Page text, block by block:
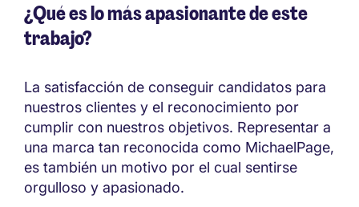
¿Qué es lo más apasionante de este
trabajo?
La satisfacción de conseguir candidatos para
nuestros clientes y el reconocimiento por
cumplir con nuestros objetivos. Representar a
una marca tan reconocida como MichaelPage,
es también un motivo por el cual sentirse
orgulloso y apasionado.